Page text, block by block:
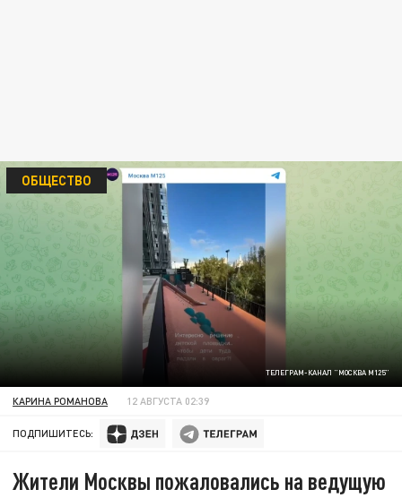
ТЕЛЕГРАМ-КАНАЛ "МОСКВА М125"
ОБЩЕСТВО
КАРИНА РОМАНОВА 12 АВГУСТА 02:39
ПОДПИШИТЕСЬ:
Жители Москвы пожаловались на ведущую